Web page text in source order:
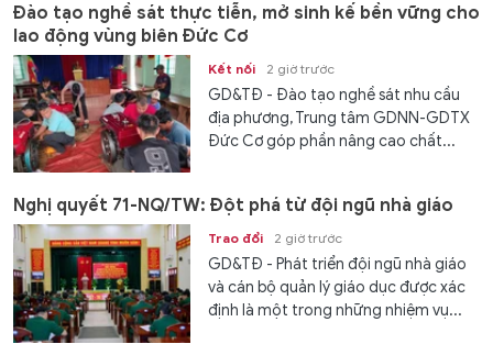
Đào tạo nghề sát thực tiễn, mở sinh kế bền vững cho
lao động vùng biên Đức Cơ
Kết nối 2 giờ trước
GD&TĐ - Đào tạo nghề sát nhu cầu
địa phương, Trung tâm GDNN-GDTX
Đức Cơ góp phần nâng cao chất...
Nghị quyết 71-NQ/TW: Đột phá từ đội ngũ nhà giáo
Trao đổi 2 giờ trước
GD&TĐ - Phát triển đội ngũ nhà giáo
và cán bộ quản lý giáo dục được xác
định là một trong những nhiệm vụ...